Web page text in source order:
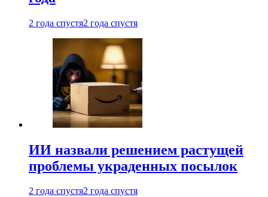
2 года спустя2 года спустя
ИИ назвали решением растущей
проблемы украденных посылок
2 года спустя2 года спустя